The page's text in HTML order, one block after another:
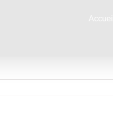
Accueil